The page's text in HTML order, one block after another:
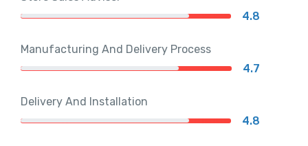
4.8
Manufacturing And Delivery Process
4.7
Delivery And Installation
4.8